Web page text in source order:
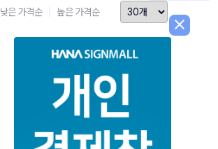
낮은 가격순 높은 가격순
close